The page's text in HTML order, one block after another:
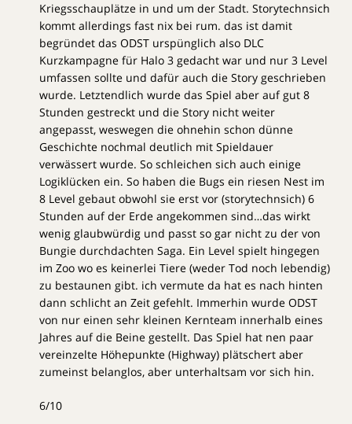
Kriegsschauplätze in und um der Stadt. Storytechnsich
kommt allerdings fast nix bei rum. das ist damit
begründet das ODST urspünglich also DLC
Kurzkampagne für Halo 3 gedacht war und nur 3 Level
umfassen sollte und dafür auch die Story geschrieben
wurde. Letztendlich wurde das Spiel aber auf gut 8
Stunden gestreckt und die Story nicht weiter
angepasst, weswegen die ohnehin schon dünne
Geschichte nochmal deutlich mit Spieldauer
verwässert wurde. So schleichen sich auch einige
Logiklücken ein. So haben die Bugs ein riesen Nest im
8 Level gebaut obwohl sie erst vor (storytechnsich) 6
Stunden auf der Erde angekommen sind…das wirkt
wenig glaubwürdig und passt so gar nicht zu der von
Bungie durchdachten Saga. Ein Level spielt hingegen
im Zoo wo es keinerlei Tiere (weder Tod noch lebendig)
zu bestaunen gibt. ich vermute da hat es nach hinten
dann schlicht an Zeit gefehlt. Immerhin wurde ODST
von nur einen sehr kleinen Kernteam innerhalb eines
Jahres auf die Beine gestellt. Das Spiel hat nen paar
vereinzelte Höhepunkte (Highway) plätschert aber
zumeinst belanglos, aber unterhaltsam vor sich hin.
6/10